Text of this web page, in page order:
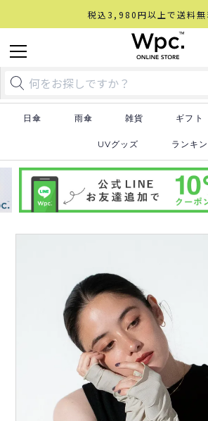
税込3,980円以上で送料無
日傘 雨傘 雑貨 ギフト
UVグッズ ランキ